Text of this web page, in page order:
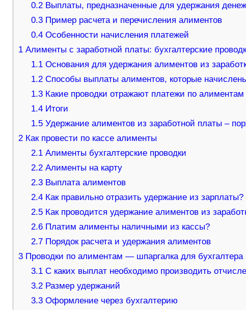
0.2 Выплаты, предназначенные для удержания
0.3 Пример расчета и перечисления алиментов
0.4 Особенности начисления платежей
1Алименты с заработной платы: бухгалтерские
1.1 Основания для удержания алиментов из
1.2 Способы выплаты алиментов, которые
1.3 Какие проводки отражают платежи по
1.4 Итоги
1.5 Удержание алиментов из заработной платы –
2Как провести по кассе алименты
2.1 Алименты бухгалтерские проводки
2.2 Алименты на карту
2.3 Выплата алиментов
2.4 Как правильно отразить удержание из зарплаты?
2.5 Как проводится удержание алиментов из
2.6 Платим алименты наличными из кассы?
2.7 Порядок расчета и удержания алиментов
3Проводки по алиментам — шпаргалка для бухгалтера
3.1 С каких выплат необходимо производить
3.2 Размер удержаний
3.3 Оформление через бухгалтерию